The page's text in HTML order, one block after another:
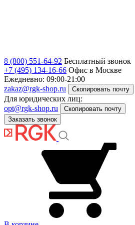
8 (800) 551-64-92 Бесплатный звонок
+7 (495) 134-16-66 Офис в Москве
Ежедневно: 09:00-21:00
zakaz@rgk-shop.ru
Скопировать почту
Для юридических лиц:
opt@rgk-shop.ru
Скопировать почту
Заказать звонок